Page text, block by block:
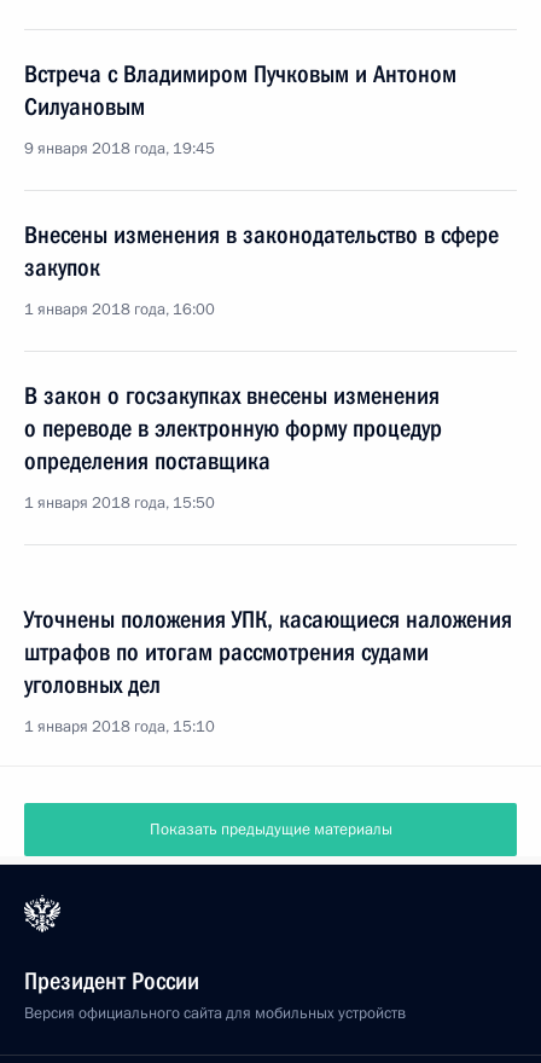
Встреча с Владимиром Пучковым и Антоном
Силуановым
9 января 2018 года, 19:45
Внесены изменения в законодательство в сфере
закупок
1 января 2018 года, 16:00
В закон о госзакупках внесены изменения
о переводе в электронную форму процедур
определения поставщика
1 января 2018 года, 15:50
Уточнены положения УПК, касающиеся наложения
штрафов по итогам рассмотрения судами
уголовных дел
1 января 2018 года, 15:10
Показать предыдущие материалы
Президент России
Версия официального сайта для мобильных устройств